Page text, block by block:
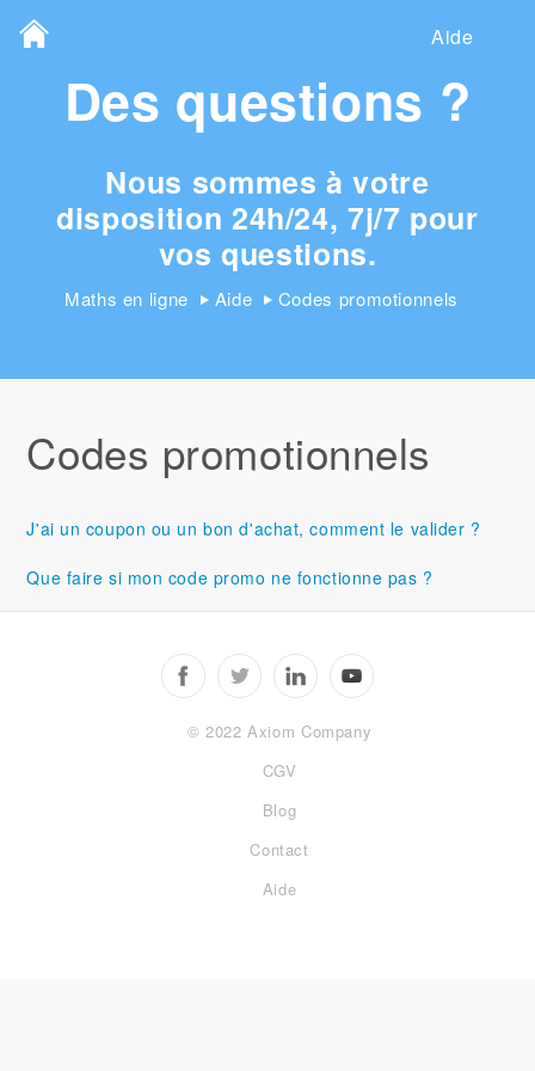
Aide
Des questions ?
Nous sommes à votre
disposition 24h/24, 7j/7 pour
vos questions.
Maths en ligne Aide Codes promotionnels
Codes promotionnels
J'ai un coupon ou un bon d'achat, comment le valider ?
Que faire si mon code promo ne fonctionne pas ?
© 2022 Axiom Company
CGV
Blog
Contact
Aide